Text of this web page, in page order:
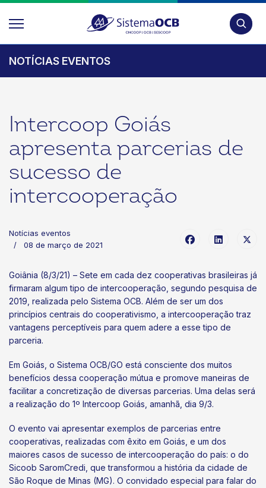
NOTÍCIAS EVENTOS
Intercoop Goiás
apresenta parcerias de
sucesso de
intercooperação
Notícias eventos
08 de março de 2021
Goiânia (8/3/21) – Sete em cada dez cooperativas brasileiras já
firmaram algum tipo de intercooperação, segundo pesquisa de
2019, realizada pelo Sistema OCB. Além de ser um dos
princípios centrais do cooperativismo, a intercooperação traz
vantagens perceptíveis para quem adere a esse tipo de
parceria.
Em Goiás, o Sistema OCB/GO está consciente dos muitos
benefícios dessa cooperação mútua e promove maneiras de
facilitar a concretização de diversas parcerias. Uma delas será
a realização do 1º Intercoop Goiás, amanhã, dia 9/3.
O evento vai apresentar exemplos de parcerias entre
cooperativas, realizadas com êxito em Goiás, e um dos
maiores casos de sucesso de intercooperação do país: o do
Sicoob SaromCredi, que transformou a história da cidade de
São Roque de Minas (MG). O convidado especial para falar do